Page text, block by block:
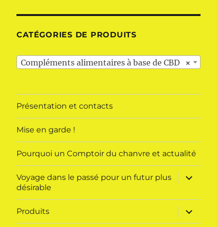
CATÉGORIES DE PRODUITS
×
Compléments alimentaires à base de CBD
Présentation et contacts
Mise en garde !
Pourquoi un Comptoir du chanvre et actualité
Voyage dans le passé pour un futur plus
désirable
ouvrir
le
menu
Produits
ouvrir
le
sous-